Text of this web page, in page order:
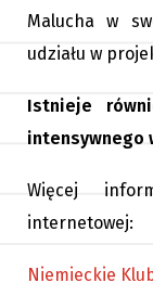
Malucha w
udziału w
Istnieje
intensywnego
Więcej
internetowej:
Niemieckie